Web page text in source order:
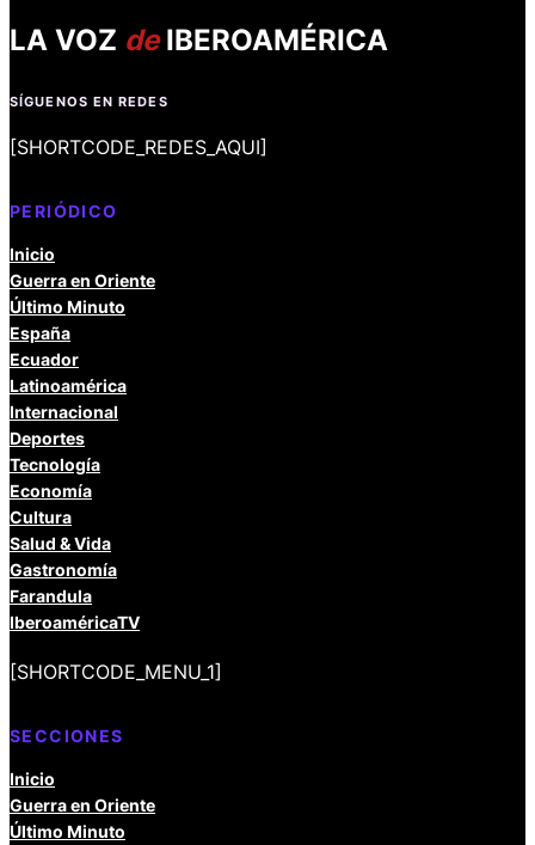
LA VOZ deIBEROAMÉRICA
SÍGUENOS EN REDES
[SHORTCODE_REDES_AQUI]
PERIÓDICO
Inicio
Guerra en Oriente
Último Minuto
España
Ecuador
Latinoamérica
Internacional
Deportes
Tecnología
Economía
Cultura
Salud & Vida
Gastronomía
Farandula
IberoaméricaTV
[SHORTCODE_MENU_1]
SECCIONES
Inicio
Guerra en Oriente
Último Minuto